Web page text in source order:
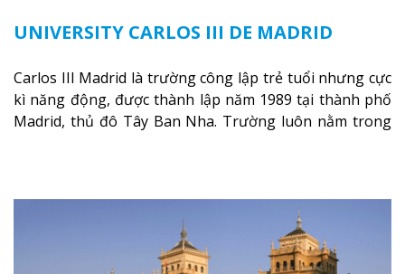
UNIVERSITY CARLOS III DE MADRID
Carlos III Madrid là trường công lập trẻ tuổi nhưng cực
kì năng động, được thành lập năm 1989 tại thành phố
Madrid, thủ đô Tây Ban Nha. Trường luôn nằm trong
Xem thêm